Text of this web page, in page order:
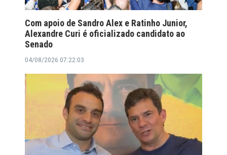
Com apoio de Sandro Alex e Ratinho Junior,
Alexandre Curi é oficializado candidato ao
Senado
04/08/2026 07:22:03